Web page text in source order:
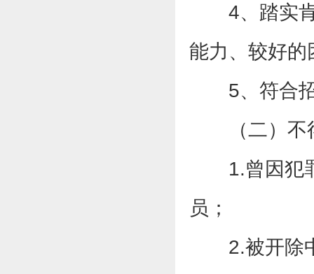
4、踏实
能力、较好的
5、符合
（二）
1.曾因犯
员；
2.被开除